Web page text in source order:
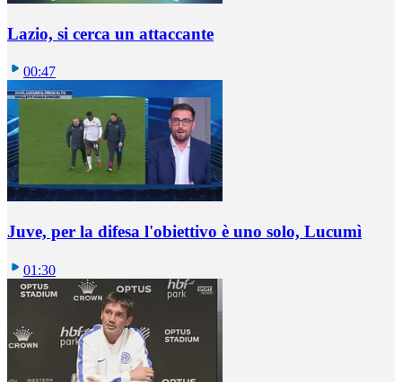
Lazio, si cerca un attaccante
00:47
Juve, per la difesa l'obiettivo è uno solo, Lucumì
01:30